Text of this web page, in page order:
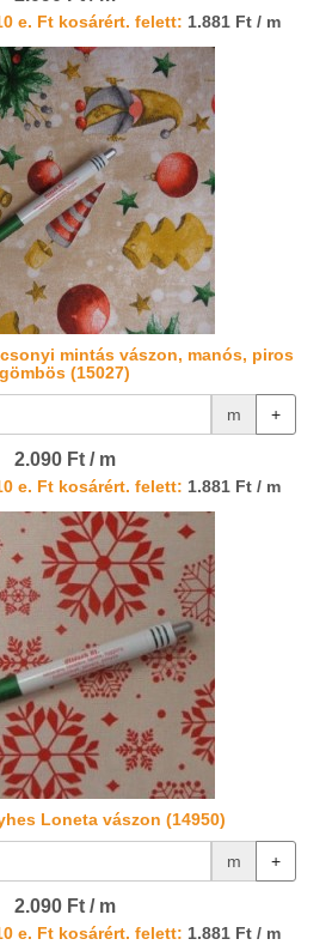
e. Ft kosárért. felett: 1.881 Ft / m
mintás vászon, manós, piros
gömbös (15027)
m +
2.090 Ft / m
e. Ft kosárért. felett: 1.881 Ft / m
Loneta vászon (14950)
m +
2.090 Ft / m
e. Ft kosárért. felett: 1.881 Ft / m